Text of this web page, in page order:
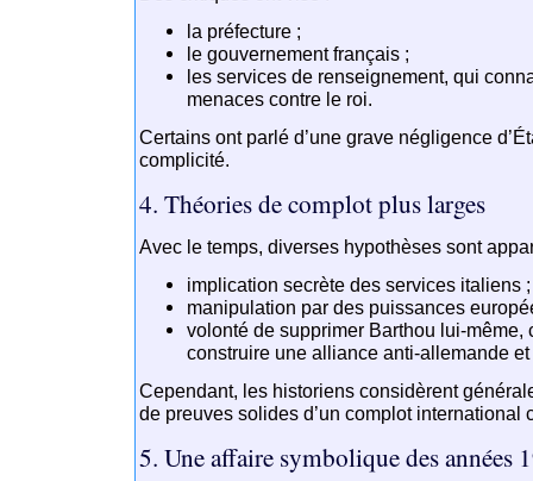
la préfecture ;
le gouvernement français ;
les services de renseignement, qui
menaces contre le roi.
Certains ont parlé d’une grave négligence
complicité.
4. Théories de complot plus larges
Avec le temps, diverses hypothèses sont
implication secrète des services italiens ;
manipulation par des puissances
volonté de supprimer Barthou lui-même,
construire une alliance anti-allemande
Cependant, les historiens considèrent
de preuves solides d’un complot international
5. Une affaire symbolique des années